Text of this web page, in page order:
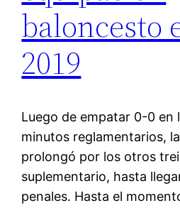
baloncesto
2019
Luego de empatar 0-0 en
minutos reglamentarios,
prolongó por los otros
suplementario, hasta
penales. Hasta el